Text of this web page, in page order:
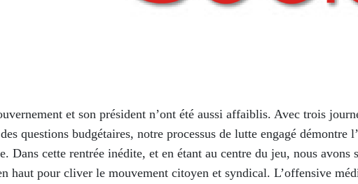
et son président n’ont été aussi affaiblis. Avec trois
questions budgétaires, notre processus de lutte engagé démontre
Dans cette rentrée inédite, et en étant au centre du jeu, nous avons
haut pour cliver le mouvement citoyen et syndical. L’offensive